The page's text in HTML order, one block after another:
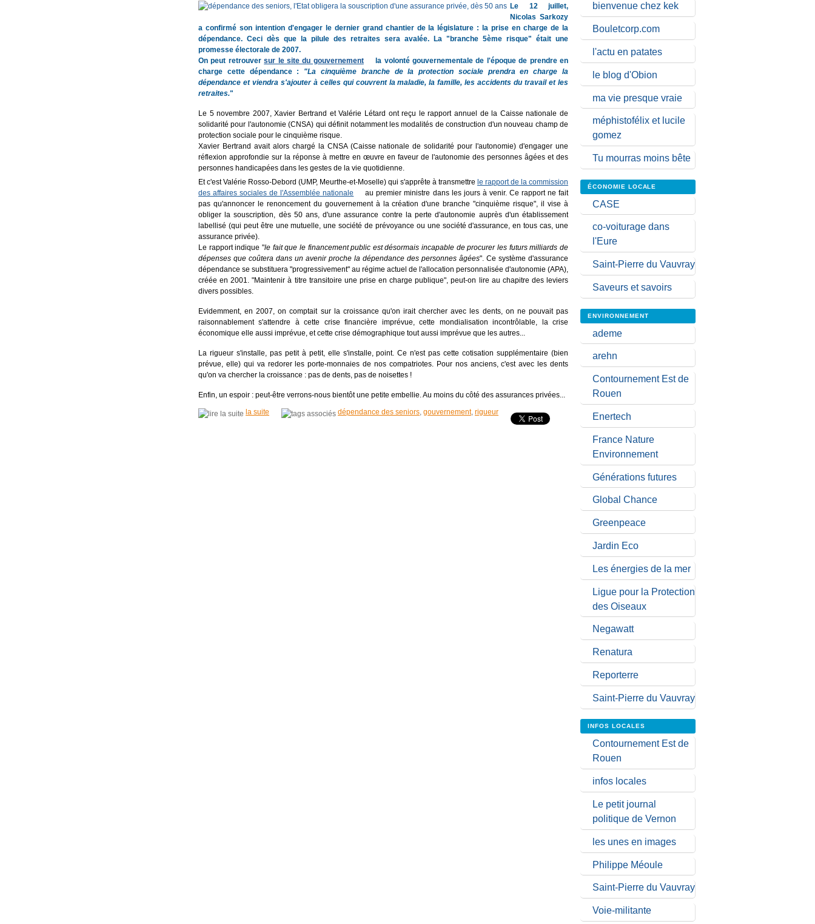
Le 12 juillet,
Nicolas Sarkozy
a confirmé son intention d'engager le dernier grand chantier de la législature : la prise en charge de la
dépendance. Ceci dès que la pilule des retraites sera avalée. La "branche 5ème risque" était une
promesse électorale de 2007.
On peut retrouversur le site du gouvernement
la volonté gouvernementale de l'époque de prendre en
charge cette dépendance : "La cinquième branche de la protection sociale prendra en charge la
dépendance et viendra s'ajouter à celles qui couvrent la maladie, la famille, les accidents du travail et les
retraites."
Le 5 novembre 2007, Xavier Bertrand et Valérie Létard ont reçu le rapport annuel de la Caisse nationale de
solidarité pour l'autonomie (CNSA) qui définit notamment les modalités de construction d'un nouveau champ de
protection sociale pour le cinquième risque.
Xavier Bertrand avait alors chargé la CNSA (Caisse nationale de solidarité pour l'autonomie) d'engager une
réflexion approfondie sur la réponse à mettre en œuvre en faveur de l'autonomie des personnes âgées et des
personnes handicapées dans les gestes de la vie quotidienne.
Et c'est Valérie Rosso-Debord (UMP, Meurthe-et-Moselle) qui s'apprête à transmettre le rapport de la commission
des affaires sociales de l'Assemblée nationale
au premier ministre dans les jours à venir. Ce rapport ne fait
pas qu'annoncer le renoncement du gouvernement à la création d'une branche "cinquième risque", il vise à
obliger la souscription, dès 50 ans, d'une assurance contre la perte d'autonomie auprès d'un établissement
labellisé (qui peut être une mutuelle, une société de prévoyance ou une société d'assurance, en tous cas, une
assurance privée).
Le rapport indique "le fait que le financement public est désormais incapable de procurer les futurs milliards de
dépenses que coûtera dans un avenir proche la dépendance des personnes âgées". Ce système d'assurance
dépendance se substituera "progressivement" au régime actuel de l'allocation personnalisée d'autonomie (APA),
créée en 2001. "Maintenir à titre transitoire une prise en charge publique", peut-on lire au chapitre des leviers
divers possibles.
Evidemment, en 2007, on comptait sur la croissance qu'on irait chercher avec les dents, on ne pouvait pas
raisonnablement s'attendre à cette crise financière imprévue, cette mondialisation incontrôlable, la crise
économique elle aussi imprévue, et cette crise démographique tout aussi imprévue que les autres...
La rigueur s'installe, pas petit à petit, elle s'installe, point. Ce n'est pas cette cotisation supplémentaire (bien
prévue, elle) qui va redorer les porte-monnaies de nos compatriotes. Pour nos anciens, c'est avec les dents
qu'on va chercher la croissance : pas de dents, pas de noisettes !
Enfin, un espoir : peut-être verrons-nous bientôt une petite embellie. Au moins du côté des assurances privées...
la suite
dépendance des seniors gouvernement, rigueur
bienvenue chez kek
Bouletcorp.com
l'actu en patates
le blog d'Obion
ma vie presque vraie
méphistofélix et lucile
gomez
Tu mourras moins bête
ÉCONOMIE LOCALE
CASE
co-voiturage dans
l'Eure
Saint-Pierre du Vauvray
Saveurs et savoirs
ENVIRONNEMENT
ademe
arehn
Contournement Est de
Rouen
Enertech
France Nature
Environnement
Générations futures
Global Chance
Greenpeace
Jardin Eco
Les énergies de la mer
Ligue pour la Protection
des Oiseaux
Negawatt
Renatura
Reporterre
Saint-Pierre du Vauvray
INFOS LOCALES
Contournement Est de
Rouen
infos locales
Le petit journal
politique de Vernon
les unes en images
Philippe Méoule
Saint-Pierre du Vauvray
Voie-militante